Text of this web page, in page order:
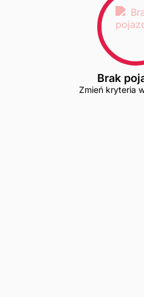
Brak
Zmień kryteria